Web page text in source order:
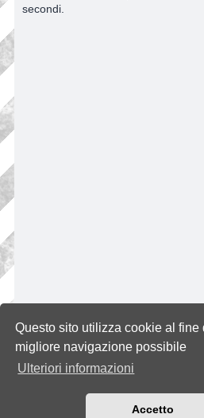
Questo sito utilizza cookie al fine
migliore navigazione possibile
Ulteriori informazioni
Accetto
secondi.